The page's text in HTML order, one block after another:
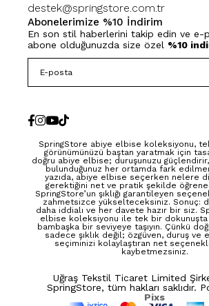
destek@springstore.com.tr
Abonelerimize %10 İndirim
En son stil haberlerini takip edin ve e-
abone olduğunuzda size özel %10
SpringStore abiye elbise koleksiyonu,
görünümünüzü baştan yaratmak için
doğru abiye elbise; duruşunuzu güçlendirir,
bulunduğunuz her ortamda fark
yazıda, abiye elbise seçerken nelere
gerektiğini net ve pratik şekilde
SpringStore’un şıklığı garantileyen
zahmetsizce yükselteceksiniz. Sonuç:
daha iddialı ve her davete hazır bir siz.
elbise koleksiyonu ile tek bir dokunuşta
bambaşka bir seviyeye taşıyın. Çünkü
sadece şıklık değil; özgüven, duruş ve
seçiminizi kolaylaştıran net
kaybetmezsiniz.
Uğraş Tekstil Ticaret Limited
SpringStore, tüm hakları saklıdır.
Pixs